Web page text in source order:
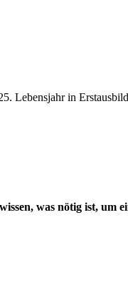
Lebensjahr in
was nötig ist, um